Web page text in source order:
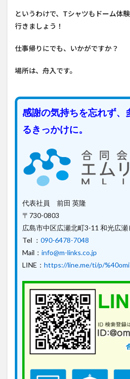
というわけで、Tシャツもドーム体
行きましょう！
仕事帰りにでも、いかがですか？
場所は、舟入です。
感謝の気持ちを忘れず、
るきっかけに。
代表社員 前田 英隆
〒730-0803
広島市中区広瀬北町3-11 和光広瀬
Tel ： 090-6478-7048
Mail： info@m-links.co.jp
LINE： https://line.me/ti/p/